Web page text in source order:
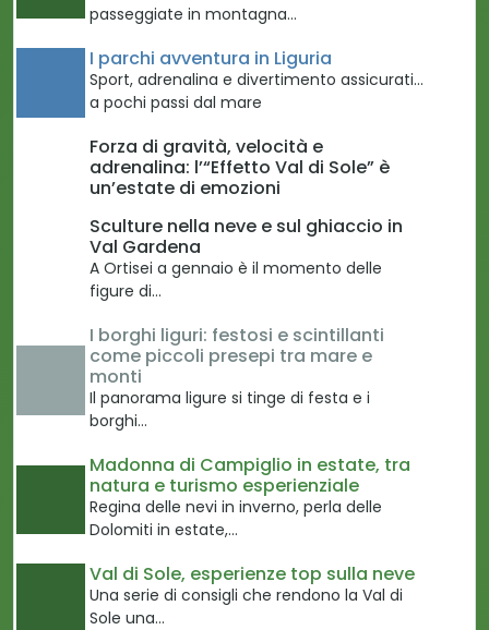
passeggiate in montagna…
I parchi avventura in Liguria
Sport, adrenalina e divertimento assicurati...
a pochi passi dal mare
Forza di gravità, velocità e
adrenalina: l’“Effetto Val di Sole” è
un’estate di emozioni
Sculture nella neve e sul ghiaccio in
Val Gardena
A Ortisei a gennaio è il momento delle
figure di…
I borghi liguri: festosi e scintillanti
come piccoli presepi tra mare e
monti
Il panorama ligure si tinge di festa e i
borghi…
Madonna di Campiglio in estate, tra
natura e turismo esperienziale
Regina delle nevi in inverno, perla delle
Dolomiti in estate,…
Val di Sole, esperienze top sulla neve
Una serie di consigli che rendono la Val di
Sole una…